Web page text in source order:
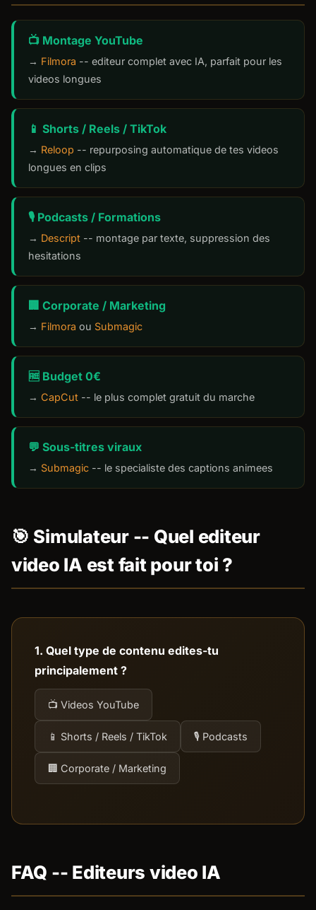
📺 Montage YouTube
→ Filmora -- editeur complet avec IA, parfait pour les
videos longues
📱 Shorts / Reels / TikTok
→ Reloop -- repurposing automatique de tes videos
longues en clips
🎙️ Podcasts / Formations
→ Descript -- montage par texte, suppression des
hesitations
🏢 Corporate / Marketing
→ Filmora ou Submagic
🆓 Budget 0€
→ CapCut -- le plus complet gratuit du marche
💬 Sous-titres viraux
→ Submagic -- le specialiste des captions animees
🎯 Simulateur -- Quel editeur
video IA est fait pour toi ?
1. Quel type de contenu edites-tu
principalement ?
📺 Videos YouTube
📱 Shorts / Reels / TikTok 🎙️ Podcasts
🏢 Corporate / Marketing
FAQ -- Editeurs video IA